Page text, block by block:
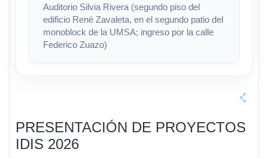
Auditorio Silvia Rivera (segundo piso del
edificio René Zavaleta, en el segundo patio del
monoblock de la UMSA; ingreso por la calle
Federico Zuazo)
PRESENTACIÓN DE PROYECTOS
IDIS 2026